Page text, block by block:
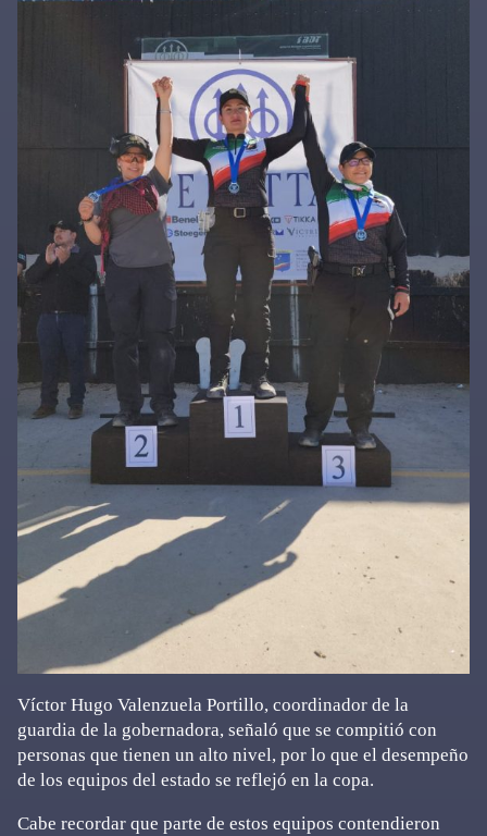
Víctor Hugo Valenzuela Portillo, coordinador de la
guardia de la gobernadora, señaló que se compitió con
personas que tienen un alto nivel, por lo que el desempeño
de los equipos del estado se reflejó en la copa.
Cabe recordar que parte de estos equipos contendieron